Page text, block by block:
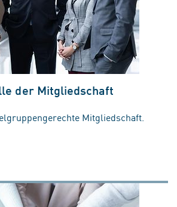
der Mitgliedschaft
Mitgliedschaft.